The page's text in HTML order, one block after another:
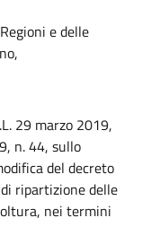
e delle
29 marzo 2019,
n. 44, sullo
del decreto
ripartizione delle
nei termini